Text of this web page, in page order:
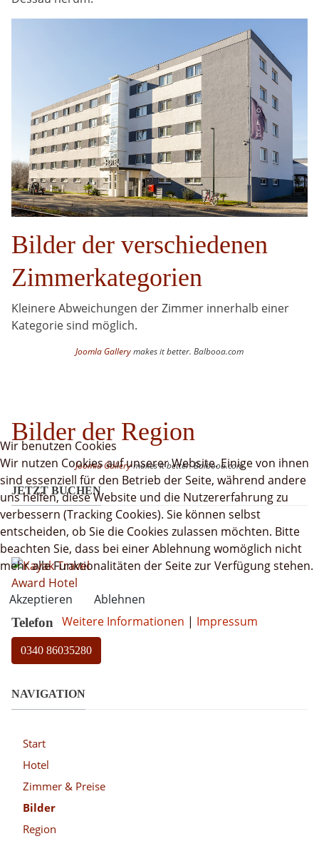
Bilder der verschiedenen
Zimmerkategorien
Kleinere Abweichungen der Zimmer innerhalb einer
Kategorie sind möglich.
Joomla Gallerymakes it better. Balbooa.com
Bilder der Region
Joomla Gallerymakes it better. Balbooa.com
JETZT BUCHEN
Telefon
0340 86035280
NAVIGATION
Start
Hotel
Zimmer & Preise
Bilder
Region
Wir benutzen Cookies
Wir nutzen Cookies auf unserer Website. Einige von ihnen
sind essenziell für den Betrieb der Seite, während andere
uns helfen, diese Website und die Nutzererfahrung zu
verbessern (Tracking Cookies). Sie können selbst
entscheiden, ob Sie die Cookies zulassen möchten. Bitte
beachten Sie, dass bei einer Ablehnung womöglich nicht
mehr alle Funktionalitäten der Seite zur Verfügung stehen.
Akzeptieren
Ablehnen
Weitere Informationen | Impressum